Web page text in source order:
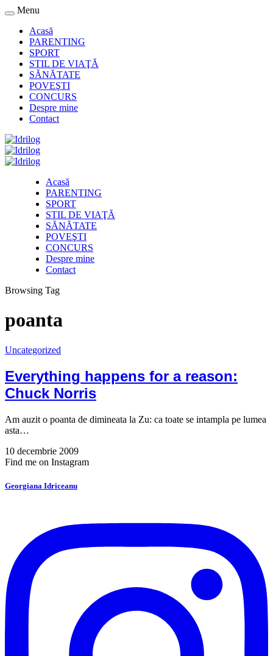
Menu
Acasă
PARENTING
SPORT
STIL DE VIAŢĂ
SĂNĂTATE
POVEŞTI
CONCURS
Despre mine
Contact
Acasă
PARENTING
SPORT
STIL DE VIAŢĂ
SĂNĂTATE
POVEŞTI
CONCURS
Despre mine
Contact
Browsing Tag
poanta
Uncategorized
Everything happens for a reason:
Chuck Norris
Am auzit o poanta de dimineata la Zu: ca toate se intampla pe lumea
asta…
10 decembrie 2009
Find me on Instagram
Georgiana Idriceanu